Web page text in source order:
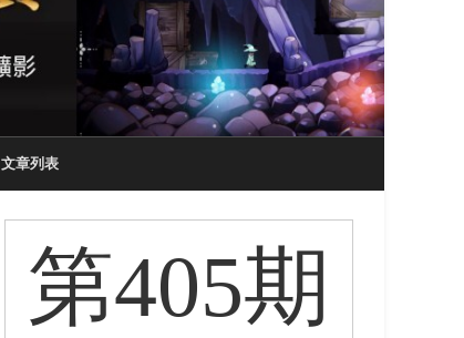
文章列表
第405期